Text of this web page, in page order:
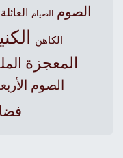
الصوم الصيام العائلة
الكاهن
المعجزة
الصوم